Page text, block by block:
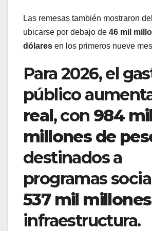
Las remesas también mostraron
ubicarse por debajo de 46 mil
dólares en los primeros nueve
Para 2026, el
público
real, con 984
millones de
destinados a
programas
537 mil millones
infraestructura.